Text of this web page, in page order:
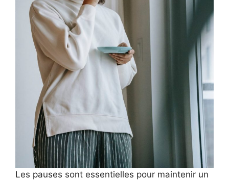
Les pauses sont essentielles pour maintenir un